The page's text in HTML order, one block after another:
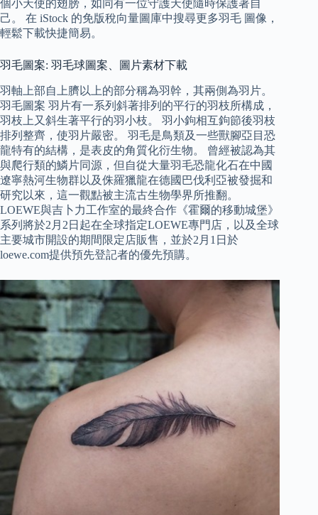
個小天使的翅膀，如同有一位守護天使隨時保護著自
己。 在 iStock 的免版稅向量圖庫中搜尋更多羽毛 圖像，
輕鬆下載快捷簡易。
羽毛圖案: 羽毛球圖案、圖片素材下載
羽軸上部自上臍以上的部分稱為羽幹，其兩側為羽片。
羽毛圖案 羽片有一系列斜著排列的平行的羽枝所構成，
羽枝上又斜生著平行的羽小枝。 羽小鉤相互鉤節後羽枝
排列整齊，使羽片嚴密。 羽毛是鳥類及一些獸腳亞目恐
龍特有的結構，是表皮的角質化衍生物。 曾經被認為其
與爬行類的鱗片同源，但自從大量羽毛恐龍化石在中國
遼寧熱河生物群以及侏羅獵龍在德國巴伐利亞被發掘和
研究以來，這一觀點被主流古生物學界所推翻。
LOEWE與吉卜力工作室的最終合作《霍爾的移動城堡》
系列將於2月2日起在全球指定LOEWE專門店，以及全球
主要城市開設的期間限定店販售，並於2月1日於
loewe.com提供預先登記者的優先預購。